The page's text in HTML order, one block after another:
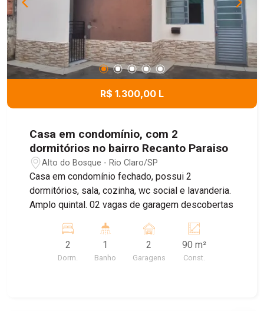
R$ 1.300,00 L
Casa em condomínio, com 2
dormitórios no bairro Recanto Paraiso
Alto do Bosque - Rio Claro/SP
Casa em condomínio fechado, possui 2
dormitórios, sala, cozinha, wc social e lavanderia.
Amplo quintal. 02 vagas de garagem descobertas
2
Dorm.
1
Banho
2
Garagens
90 m²
Const.